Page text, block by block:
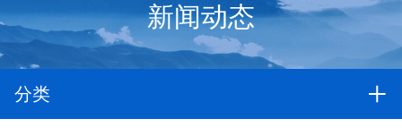
新闻动态
分类